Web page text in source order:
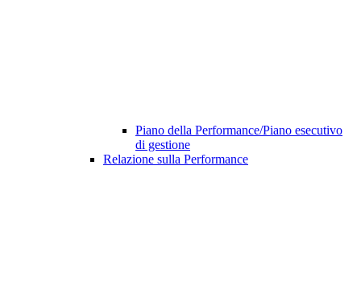
Piano della Performance/Piano esecutivo
di gestione
Relazione sulla Performance